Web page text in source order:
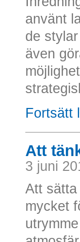
använt
de
även
Fortsätt
Att
3 juni
Att
mycket